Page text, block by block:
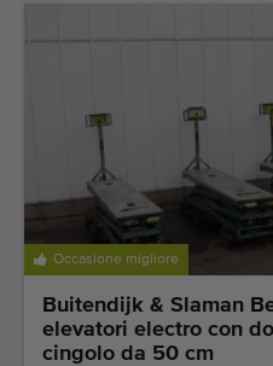
Occasione migliore
Buitendijk & Slaman
elevatori electro con
cingolo da 50 cm